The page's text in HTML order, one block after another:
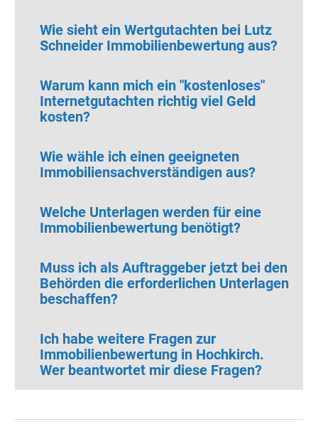
Wie sieht ein Wertgutachten bei Lutz
Schneider Immobilienbewertung aus?
Warum kann mich ein "kostenloses"
Internetgutachten richtig viel Geld
kosten?
Wie wähle ich einen geeigneten
Immobiliensachverständigen aus?
Welche Unterlagen werden für eine
Immobilienbewertung benötigt?
Muss ich als Auftraggeber jetzt bei den
Behörden die erforderlichen Unterlagen
beschaffen?
Ich habe weitere Fragen zur
Immobilienbewertung in Hochkirch.
Wer beantwortet mir diese Fragen?